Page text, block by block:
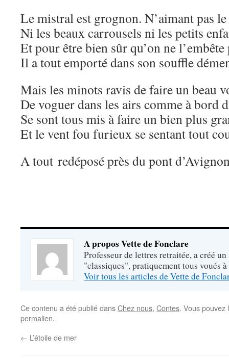
Le mistral est grognon. N’aimant pas
Ni les beaux carrousels ni les petits
Et pour être bien sûr qu’on ne l’embête
Il a tout emporté dans son souffle
Mais les minots ravis de faire un beau
De voguer dans les airs comme à bord
Se sont tous mis à faire un bien plus
Et le vent fou furieux se sentant tout
A tout redéposé près du pont
A propos Vette de Fonclare
Professeur de lettres retraitée, a créé
"classiques", pratiquement tous voués
Voir tous les articles de Vette de
Ce contenu a été publié dansChez nous, Contes. Vous
permalien.
← L’étoile de mer